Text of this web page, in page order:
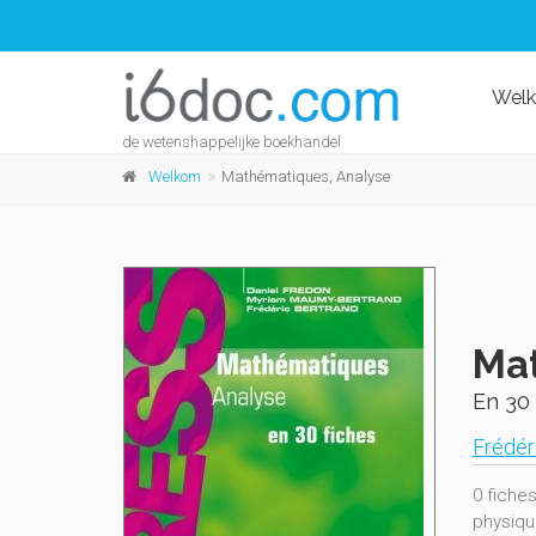
de wetenshappelijke boekhandel
Welkom Mathématiques, Analyse
En
0